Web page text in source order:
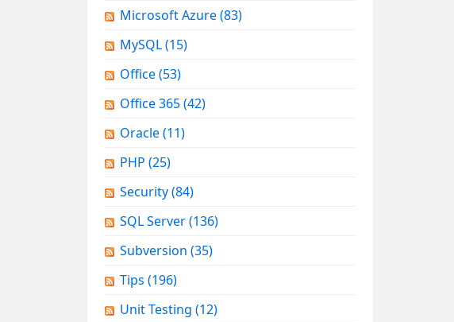
Microsoft Azure(83)
MySQL(15)
Office(53)
Office 365(42)
Oracle(11)
PHP (25)
Security(84)
SQL Server(136)
Subversion (35)
Tips (196)
Unit Testing (12)